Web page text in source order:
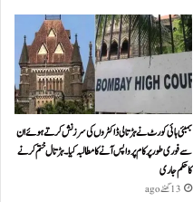
بمبئی ہائی کورٹ نے ہڑتالی ڈاکٹروں کی سرزنش کرتے ہوئے ان
سے فوری طور پر کام پر واپس آنے کا مطالبہ کیا۔ہڑتال ختم کرنے
کا حکم جاری
13 گھنٹے ago